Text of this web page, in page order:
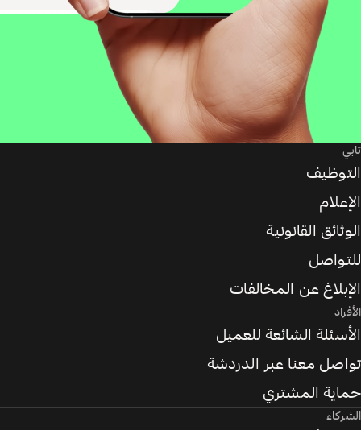
تابي
التوظيف
الإعلام
الوثائق القانونية
للتواصل
الإبلاغ عن المخالفات
الأفراد
الأسئلة الشائعة للعميل
تواصل معنا عبر الدردشة
حماية المشتري
الشركاء